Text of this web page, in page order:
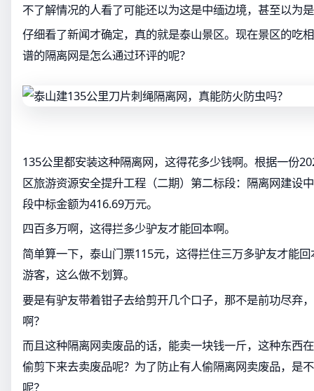
不了解情况的人看了可能还以为这是中缅边境，甚至以为
仔细看了新闻才确定，真的就是泰山景区。现在景区的吃
谱的隔离网是怎么通过环评的呢？
135公里都安装这种隔离网，这得花多少钱啊。根据一份
区旅游资源安全提升工程（二期）第二标段：隔离网建设
段中标金额为416.69万元。
四百多万啊，这得拦多少驴友才能回本啊。
简单算一下，泰山门票115元，这得拦住三万多驴友才能
游客，这么做不划算。
要是有驴友带着钳子去给剪开几个口子，那不是前功尽弃
啊？
而且这种隔离网卖废品的话，能卖一块钱一斤，这种东西
偷剪下来去卖废品呢？为了防止有人偷隔离网卖废品，是
呢？